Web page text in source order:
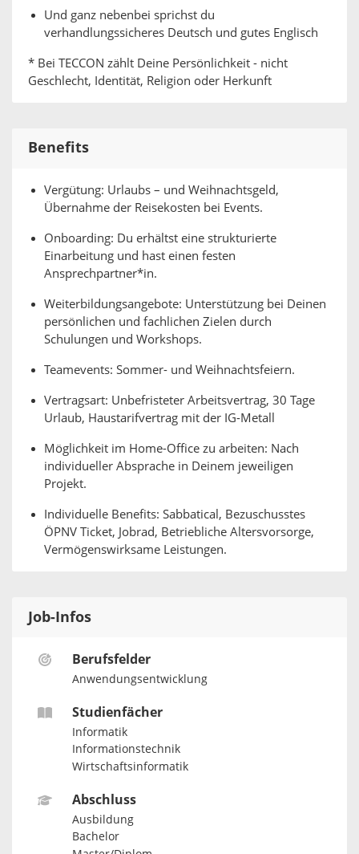
Und ganz nebenbei sprichst du
verhandlungssicheres Deutsch und gutes Englisch
* Bei TECCON zählt Deine Persönlichkeit - nicht
Geschlecht, Identität, Religion oder Herkunft
Benefits
Vergütung: Urlaubs – und Weihnachtsgeld,
Übernahme der Reisekosten bei Events.
Onboarding: Du erhältst eine strukturierte
Einarbeitung und hast einen festen
Ansprechpartner*in.
Weiterbildungsangebote: Unterstützung bei Deinen
persönlichen und fachlichen Zielen durch
Schulungen und Workshops.
Teamevents: Sommer- und Weihnachtsfeiern.
Vertragsart: Unbefristeter Arbeitsvertrag, 30 Tage
Urlaub, Haustarifvertrag mit der IG-Metall
Möglichkeit im Home-Office zu arbeiten: Nach
individueller Absprache in Deinem jeweiligen
Projekt.
Individuelle Benefits: Sabbatical, Bezuschusstes
ÖPNV Ticket, Jobrad, Betriebliche Altersvorsorge,
Vermögenswirksame Leistungen.
Job-Infos
Berufsfelder
Anwendungsentwicklung
Studienfächer
Informatik
Informationstechnik
Wirtschaftsinformatik
Abschluss
Ausbildung
Bachelor